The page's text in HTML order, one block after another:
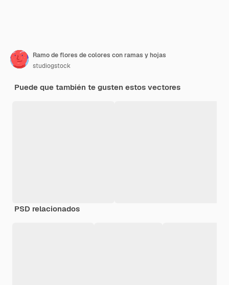
Ramo de flores de colores con ramas y hojas
studiogstock
Puede que también te gusten estos vectores
PSD relacionados